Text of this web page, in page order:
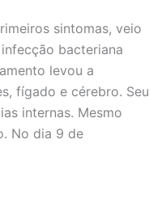
sintomas, veio
bacteriana
levou a
fígado e cérebro. Seu
internas. Mesmo
No dia 9 de